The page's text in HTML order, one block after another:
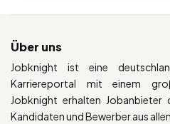
Über uns
Jobknight ist eine
Karriereportal mit einem
Jobknight erhalten Jobanbieter
Kandidaten und Bewerber aus